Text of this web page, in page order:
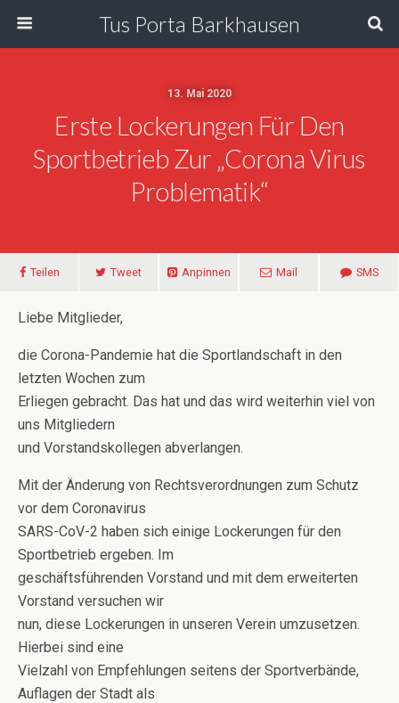
Tus Porta Barkhausen
13. Mai 2020
Erste Lockerungen Für Den
Sportbetrieb Zur „Corona Virus
Problematik“
Teilen Tweet Anpinnen Mail SMS
Liebe Mitglieder,
die Corona-Pandemie hat die Sportlandschaft in den
letzten Wochen zum
Erliegen gebracht. Das hat und das wird weiterhin viel von
uns Mitgliedern
und Vorstandskollegen abverlangen.
Mit der Änderung von Rechtsverordnungen zum Schutz
vor dem Coronavirus
SARS-CoV-2 haben sich einige Lockerungen für den
Sportbetrieb ergeben. Im
geschäftsführenden Vorstand und mit dem erweiterten
Vorstand versuchen wir
nun, diese Lockerungen in unseren Verein umzusetzen.
Hierbei sind eine
Vielzahl von Empfehlungen seitens der Sportverbände,
Auflagen der Stadt als